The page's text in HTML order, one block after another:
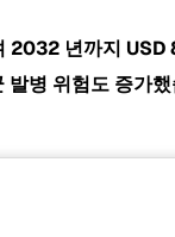
2032 년까지 USD
병 위험도 증가